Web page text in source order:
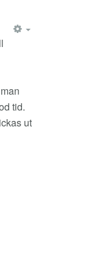
tid.
ut